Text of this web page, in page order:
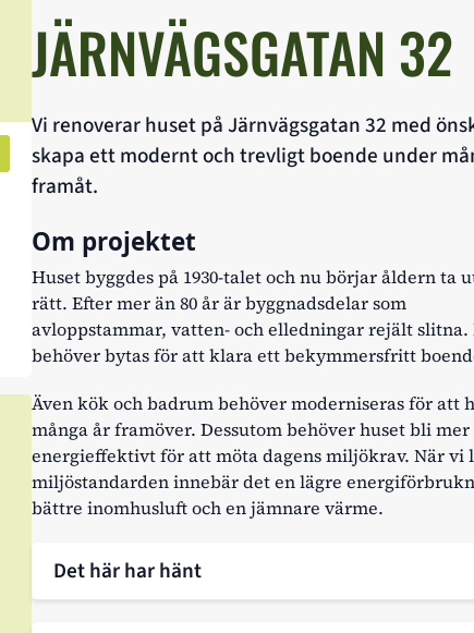
Öppna/stäng underlänkar
JÄRNVÄGSGATAN 32
Vi renoverar huset på Järnvägsgatan 32 med
skapa ett modernt och trevligt boende under
framåt.
Om projektet
Huset byggdes på 1930-talet och nu börjar åldern ta
rätt. Efter mer än 80 år är byggnadsdelar som
avloppstammar, vatten- och elledningar rejält slitna.
behöver bytas för att klara ett bekymmersfritt
Även kök och badrum behöver moderniseras för att
många år framöver. Dessutom behöver huset bli mer
energieffektivt för att möta dagens miljökrav. När vi
miljöstandarden innebär det en lägre
bättre inomhusluft och en jämnare värme.
Det här har hänt